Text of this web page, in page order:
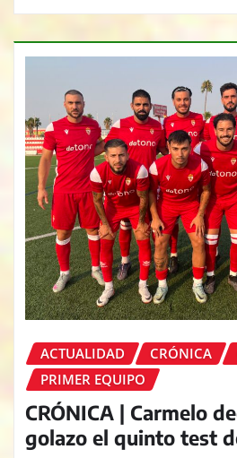
ACTUALIDAD CRÓNICA
PRIMER EQUIPO
CRÓNICA | Carmelo
golazo el quinto test